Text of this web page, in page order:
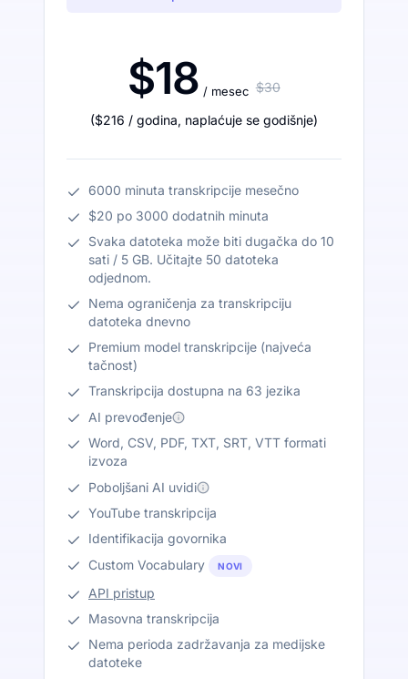
$18 / mesec $30
($216 / godina, naplaćuje se godišnje)
6000 minuta transkripcije mesečno
$20 po 3000 dodatnih minuta
Svaka datoteka može biti dugačka do 10
sati / 5 GB. Učitajte 50 datoteka
odjednom.
Nema ograničenja za transkripciju
datoteka dnevno
Premium model transkripcije (najveća
tačnost)
Transkripcija dostupna na 63 jezika
AI prevođenje
Word, CSV, PDF, TXT, SRT, VTT formati
izvoza
Poboljšani AI uvidi
YouTube transkripcija
Identifikacija govornika
Custom Vocabulary
NOVI
API pristup
Masovna transkripcija
Nema perioda zadržavanja za medijske
datoteke